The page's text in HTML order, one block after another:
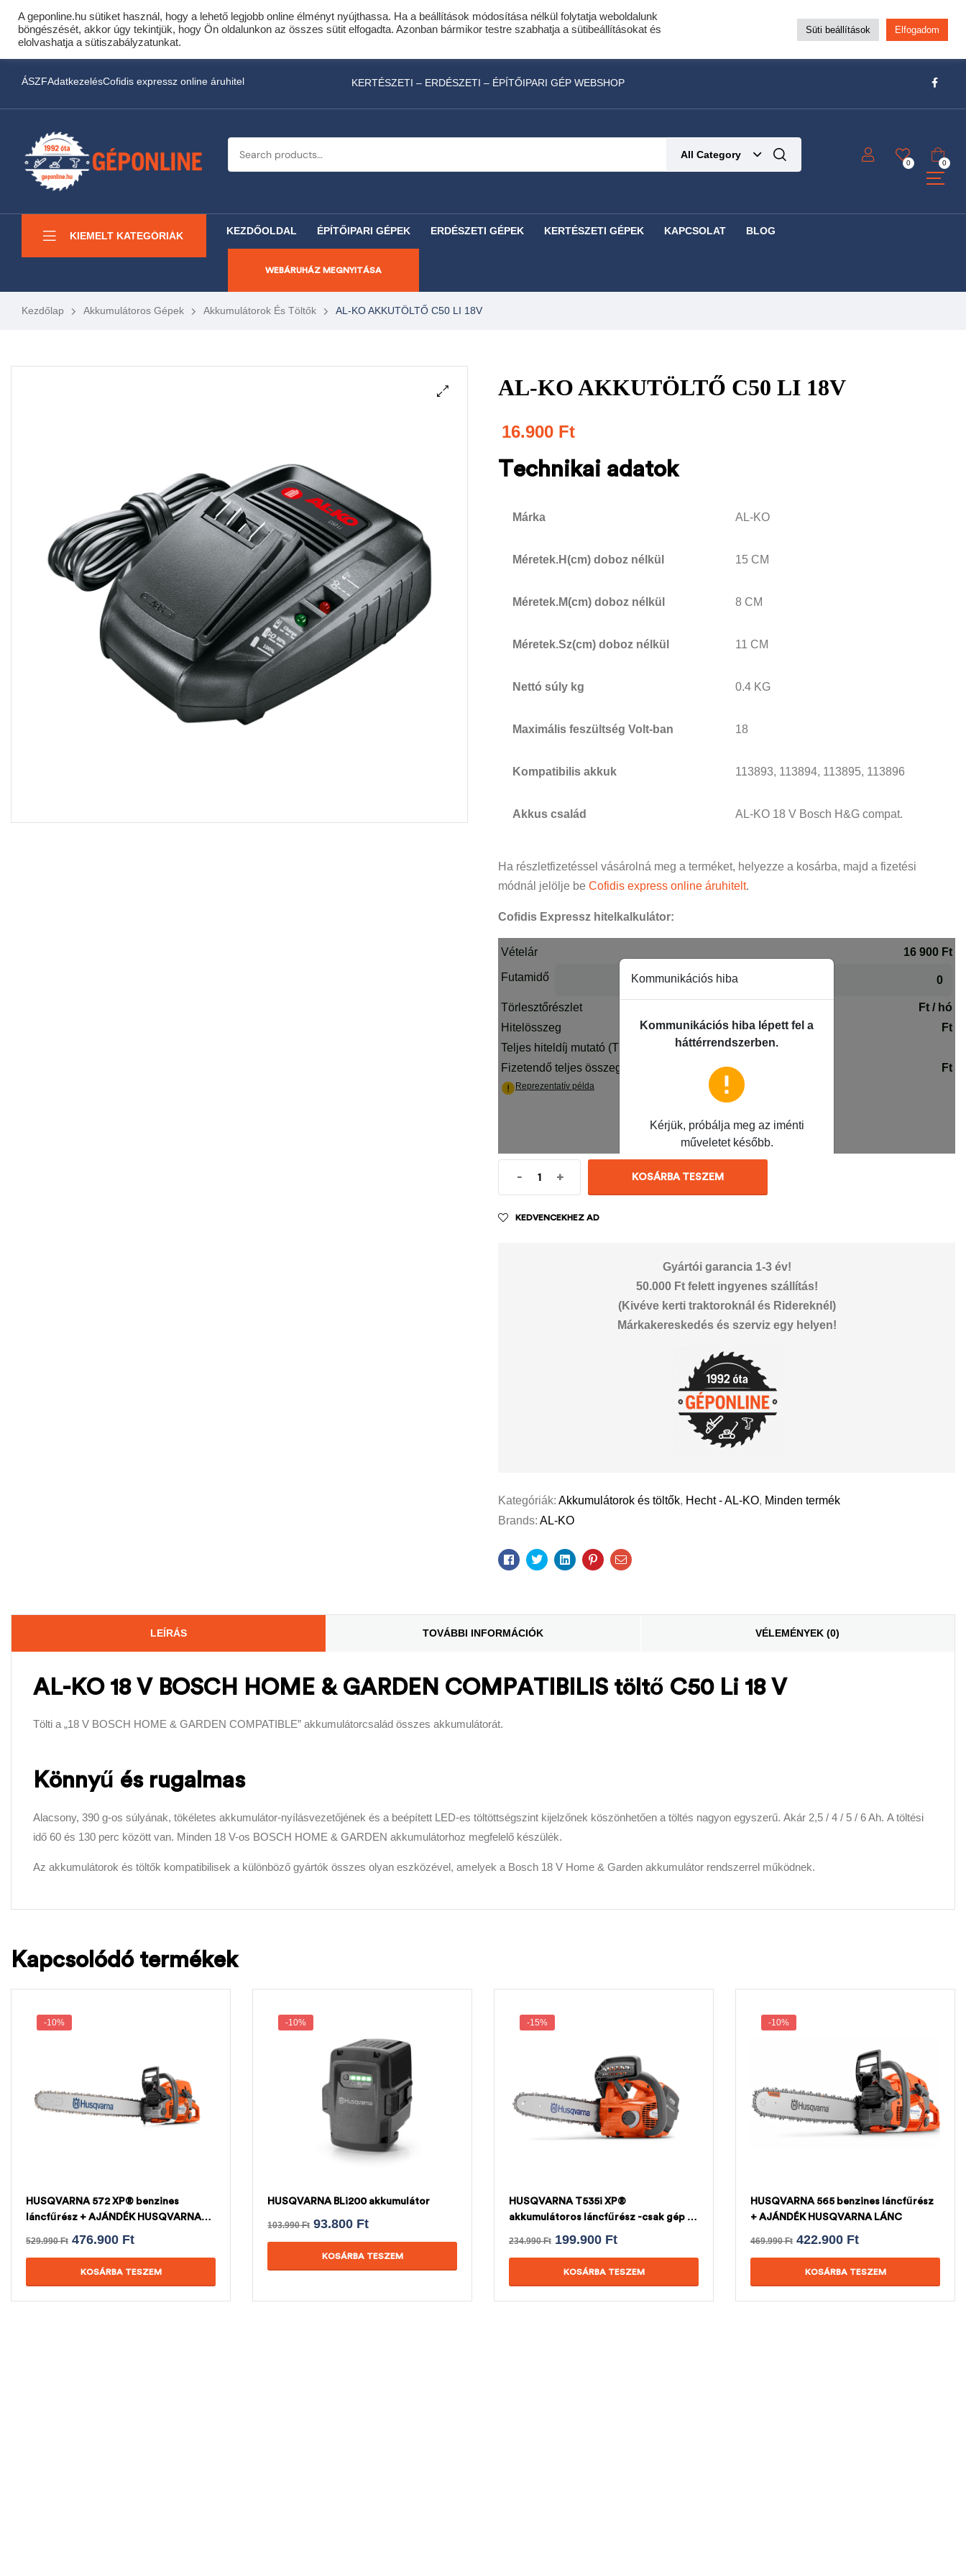
Cofidis expressz online áruhitel 0 % THM-el 10 hónapra!
Most minden akciós HQ láncfűrészhez ajándékba adunk egy fűrészláncot!
Részletek ide kattintva!
ÁSZFAdatkezelésCofidis expressz online áruhitel KERTÉSZETI – ERDÉSZETI – ÉPÍTŐIPARI GÉP WEBSHOP
All Category
0 0
KIEMELT KATEGÓRIÁK KEZDŐOLDAL ÉPÍTŐIPARI GÉPEK ERDÉSZETI GÉPEK KERTÉSZETI GÉPEK KAPCSOLAT BLOG
WEBÁRUHÁZ MEGNYITÁSA
Kezdőlap Akkumulátoros Gépek Akkumulátorok És Töltők AL-KO AKKUTÖLTŐ C50 LI 18V
AL-KO AKKUTÖLTŐ C50 LI 18V
16.900 Ft
Technikai adatok
Márka AL-KO
Méretek.H(cm) doboz nélkül 15 CM
Méretek.M(cm) doboz nélkül 8 CM
Méretek.Sz(cm) doboz nélkül 11 CM
Nettó súly kg 0.4 KG
Maximális feszültség Volt-ban 18
Kompatibilis akkuk 113893, 113894, 113895, 113896
Akkus család AL-KO 18 V Bosch H&G compat.
Ha részletfizetéssel vásárolná meg a terméket, helyezze a kosárba, majd a fizetési
módnál jelölje beCofidis express online áruhitelt.
Cofidis Expressz hitelkalkulátor:
- + KOSÁRBA TESZEM
KEDVENCEKHEZ AD
Gyártói garancia 1-3 év!
50.000 Ft felett ingyenes szállítás!
(Kivéve kerti traktoroknál és Ridereknél)
Márkakereskedés és szerviz egy helyen!
Kategóriák:Akkumulátorok és töltők, Hecht - AL-KO, Minden termék
Brands:AL-KO
Facebook
TwitterLinkedinPinterestEmail
LEÍRÁS TOVÁBBI INFORMÁCIÓK VÉLEMÉNYEK (0)
AL-KO 18 V BOSCH HOME & GARDEN COMPATIBILIS töltő C50 Li 18 V
Tölti a „18 V BOSCH HOME & GARDEN COMPATIBLE” akkumulátorcsalád összes akkumulátorát.
Könnyű és rugalmas
Alacsony, 390 g-os súlyának, tökéletes akkumulátor-nyílásvezetőjének és a beépített LED-es töltöttségszint kijelzőnek köszönhetően a töltés nagyon egyszerű. Akár 2,5 / 4 / 5 / 6 Ah. A töltési
idő 60 és 130 perc között van. Minden 18 V-os BOSCH HOME & GARDEN akkumulátorhoz megfelelő készülék.
Az akkumulátorok és töltők kompatibilisek a különböző gyártók összes olyan eszközével, amelyek a Bosch 18 V Home & Garden akkumulátor rendszerrel működnek.
Kapcsolódó termékek
-10%
HUSQVARNA 572 XP® benzines
láncfűrész + AJÁNDÉK HUSQVARNA
529.990Ft 476.900 Ft
KOSÁRBA TESZEM
-10%
HUSQVARNA BLi200 akkumulátor
103.990Ft 93.800 Ft
KOSÁRBA TESZEM
-15%
HUSQVARNA T535i XP®
akkumulátoros láncfűrész -csak gép +
234.990Ft 199.900 Ft
KOSÁRBA TESZEM
-10%
HUSQVARNA 565 benzines láncfűrész
+ AJÁNDÉK HUSQVARNA LÁNC
469.990Ft 422.900 Ft
KOSÁRBA TESZEM
A geponline.hu sütiket használ, hogy a lehető legjobb online élményt nyújthassa. Ha a beállítások módosítása nélkül folytatja weboldalunk
böngészését, akkor úgy tekintjük, hogy Ön oldalunkon az összes sütit elfogadta. Azonban bármikor testre szabhatja a sütibeállításokat és
elolvashatja a sütiszabályzatunkat.
Süti beállítások Elfogadom